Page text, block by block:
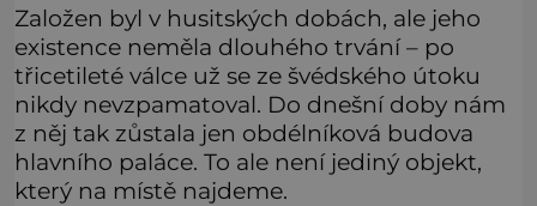
Založen byl v husitských dobách, ale jeho
existence neměla dlouhého trvání – po
třicetileté válce už se ze švédského útoku
nikdy nevzpamatoval. Do dnešní doby nám
z něj tak zůstala jen obdélníková budova
hlavního paláce. To ale není jediný objekt,
který na místě najdeme.